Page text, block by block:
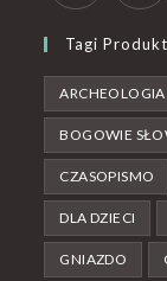
Tagi
ARCHEOLOGIA
BOGOWIE
CZASOPISMO
DLA DZIECI
GNIAZDO